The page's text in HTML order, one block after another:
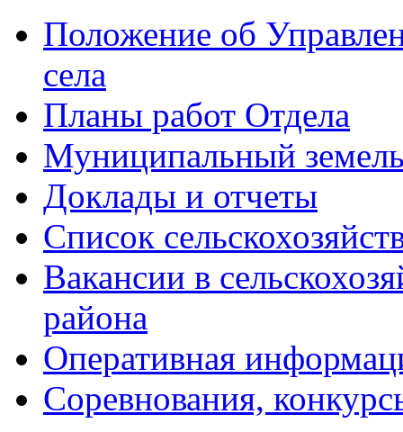
Положение об
села
Планы работ Отдела
Муниципальный
Доклады и отчеты
Список
Вакансии в
района
Оперативная
Соревнования,